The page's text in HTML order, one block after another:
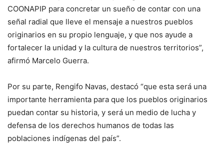
COONAPIP para concretar un sueño de contar con una
señal radial que lleve el mensaje a nuestros pueblos
originarios en su propio lenguaje, y que nos ayude a
fortalecer la unidad y la cultura de nuestros territorios”,
afirmó Marcelo Guerra.
Por su parte, Rengifo Navas, destacó “que esta será una
importante herramienta para que los pueblos originarios
puedan contar su historia, y será un medio de lucha y
defensa de los derechos humanos de todas las
poblaciones indígenas del país”.